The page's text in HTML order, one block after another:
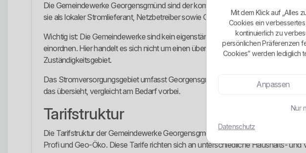
Die Gemeindewerke Georgensgmünd sind der kommunale Versorger der
sie als lokaler Stromlieferant, Netzbetreiber sowie Grund- und Ersatzversorger im
Wichtig ist: Die Gemeindewerke sind kein eigenständiges Unternehmen,
einordnen. Hier handelt es sich nicht um einen überregionalen Stromdiscounter,
Zuständigkeitsgebiet.
Das Stromversorgungsgebiet umfasst Georgensgmünd, Friedrichsgmünd und
das übersieht, vergleicht am Bedarf vorbei.
Tarifstruktur
Die Tarifstruktur der Gemeindewerke Georgensgmünd ist unter den
Profi und Geo-Öko. Diese Tarife richten sich an unterschiedliche Haushalts- und
Mit dem Klick auf „Alles
Cookies ein
kontinuierlich zu
persönlichen Präferenzen
Cookies” werden lediglich
Anpassen
Nur
Datenschutz